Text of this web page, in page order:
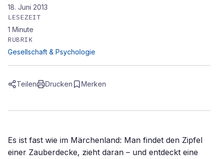
18. Juni 2013
LESEZEIT
1 Minute
RUBRIK
Gesellschaft & Psychologie
Teilen Drucken Merken
Es ist fast wie im Märchenland: Man findet den Zipfel
einer Zauberdecke, zieht daran – und entdeckt eine